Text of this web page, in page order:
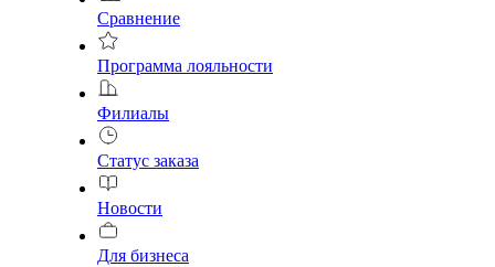
Сравнение
Программа лояльности
Филиалы
Статус заказа
Новости
Для бизнеса